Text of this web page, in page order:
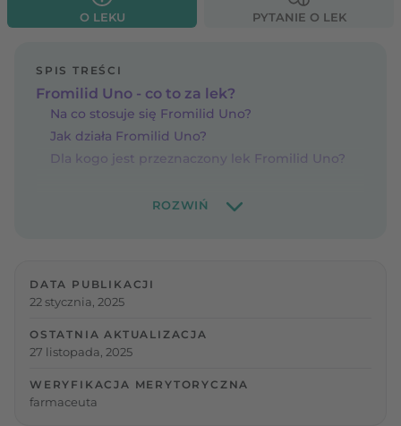
O LEKU PYTANIE O LEK
SPIS TREŚCI
Fromilid Uno - co to za lek?
Na co stosuje się Fromilid Uno?
Jak działa Fromilid Uno?
Dla kogo jest przeznaczony lek Fromilid Uno?
DATA PUBLIKACJI
22 stycznia, 2025
OSTATNIA AKTUALIZACJA
27 listopada, 2025
WERYFIKACJA MERYTORYCZNA
farmaceuta